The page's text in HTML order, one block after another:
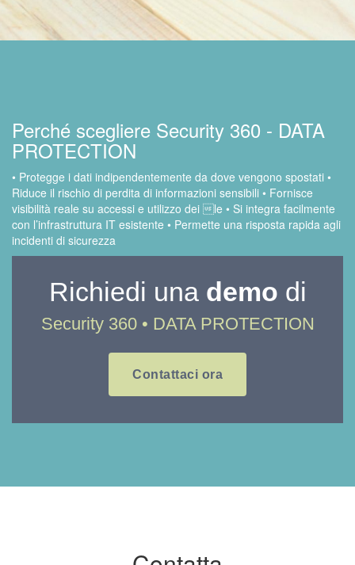
Perché scegliere Security 360 - DATA
PROTECTION
• Protegge i dati indipendentemente da dove vengono spostati •
Riduce il rischio di perdita di informazioni sensibili • Fornisce
visibilità reale su accessi e utilizzo dei le • Si integra facilmente
con l’infrastruttura IT esistente • Permette una risposta rapida agli
incidenti di sicurezza
Richiedi una demo di
Security 360 • DATA PROTECTION
Contattaci ora